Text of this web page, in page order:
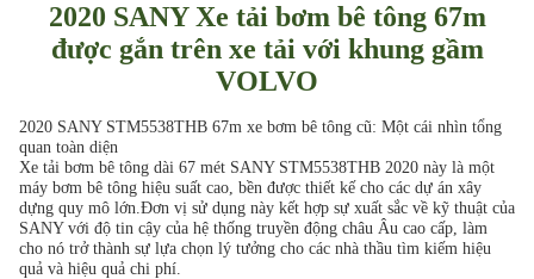
2020 SANY Xe tải bơm bê tông 67m
được gắn trên xe tải với khung gầm
VOLVO
2020 SANY STM5538THB 67m xe bơm bê tông cũ: Một cái nhìn tổng
quan toàn diện
Xe tải bơm bê tông dài 67 mét SANY STM5538THB 2020 này là một
máy bơm bê tông hiệu suất cao, bền được thiết kế cho các dự án xây
dựng quy mô lớn.Đơn vị sử dụng này kết hợp sự xuất sắc về kỹ thuật của
SANY với độ tin cậy của hệ thống truyền động châu Âu cao cấp, làm
cho nó trở thành sự lựa chọn lý tưởng cho các nhà thầu tìm kiếm hiệu
quả và hiệu quả chi phí.